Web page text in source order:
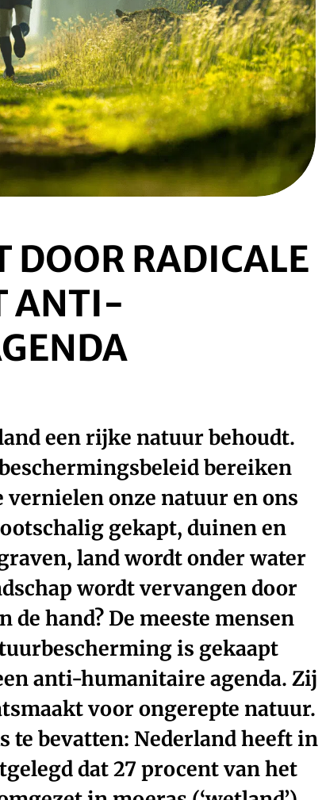
DOOR RADICALE
ANTI-
een rijke natuur behoudt.
bereiken
vernielen onze natuur en ons
gekapt, duinen en
land wordt onder water
wordt vervangen door
de hand? De meeste mensen
is gekaapt
anti-humanitaire agenda. Zij
voor ongerepte natuur.
bevatten: Nederland heeft in
dat 27 procent van het